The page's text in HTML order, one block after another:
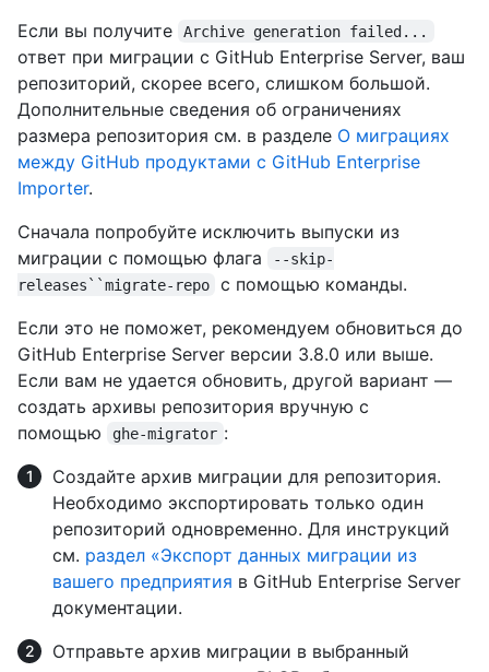
Если вы получите Archive generation failed...
ответ при миграции с GitHub Enterprise Server, ваш
репозиторий, скорее всего, слишком большой.
Дополнительные сведения об ограничениях
размера репозитория см. в разделе О миграциях
между GitHub продуктами с GitHub Enterprise
Importer.
Сначала попробуйте исключить выпуски из
миграции с помощью флага
--skip-
releases``migrate-repo
с помощью команды.
Если это не поможет, рекомендуем обновиться до
GitHub Enterprise Server версии 3.8.0 или выше.
Если вам не удается обновить, другой вариант —
создать архивы репозитория вручную с
помощью
ghe-migrator :
Создайте архив миграции для репозитория.
Необходимо экспортировать только один
репозиторий одновременно. Для инструкций
см. раздел «Экспорт данных миграции из
вашего предприятия в GitHub Enterprise Server
документации.
Отправьте архив миграции в выбранный